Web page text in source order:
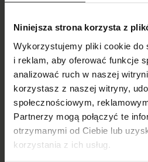
Niniejsza strona korzysta z
Wykorzystujemy pliki cookie do
i reklam, aby oferować funkcje
analizować ruch w naszej
korzystasz z naszej witryny,
społecznościowym,
Partnerzy mogą połączyć te
otrzymanymi od Ciebie lub
korzystania z ich usług.
Skarpetki do
mokasynów